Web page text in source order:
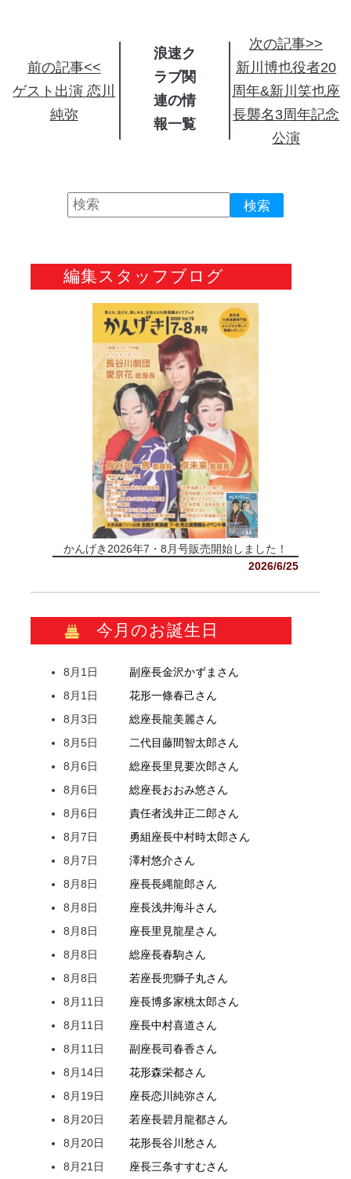
前の記事<<
ゲスト出演 恋川
純弥
浪速ク
ラブ関
連の情
報
次の記事>>
新川博也役者20
周年&新川笑也座
長襲名3周年記念
公演
編集スタッフブログ
かんげき2026年7・8月号販売開始しました！
2026/6/25
今月のお誕生日
8月1日 副座長金沢かずま さん
8月1日
花形一條春己さん
8月3日
総座長龍美麗さん
8月5日
二代目藤間智太郎さん
8月6日
総座長里見要次郎さん
8月6日
総座長おおみ悠さん
8月6日
責任者浅井正二郎さん
8月7日
勇組座長中村時太郎さん
8月7日
澤村悠介さん
8月8日
座長長縄龍郎さん
8月8日
座長浅井海斗さん
8月8日
座長里見龍星さん
8月8日
総座長春駒さん
8月8日
若座長兜獅子丸さん
8月11日
座長博多家桃太郎さん
8月11日
座長中村喜道さん
8月11日
副座長司春香さん
8月14日
花形森栄都さん
8月19日
座長恋川純弥さん
8月20日
若座長碧月龍都さん
8月20日
花形長谷川愁さん
8月21日
座長三条すすむさん